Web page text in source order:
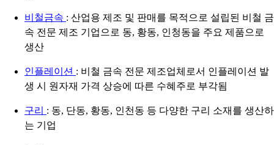
비철금속 : 산업용 제조 및 판매를 목적으로 설립된 비철 금
속 전문 제조 기업으로 동, 황동, 인청동을 주요 제품으로
생산
인플레이션 : 비철 금속 전문 제조업체로서 인플레이션 발
생 시 원자재 가격 상승에 따른 수혜주로 부각됨
구리 : 동, 단동, 황동, 인천동 등 다양한 구리 소재를 생산하
는 기업